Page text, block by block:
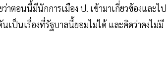
าตอนนี้มีนักการเมือง ป. เข้ามาเกี่ยวข้องและไป
เป็นเรื่องที่รัฐบาลนี้ยอมไม่ได้ และคิดว่าคงไม่มี